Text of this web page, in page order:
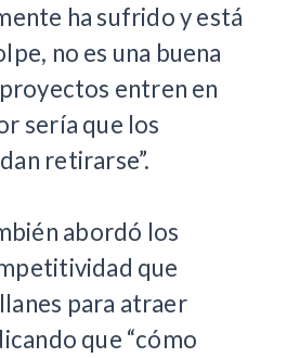
ha sufrido y está
no es una buena
entren en
sería que los
retirarse”.
abordó los
que
para atraer
que “cómo